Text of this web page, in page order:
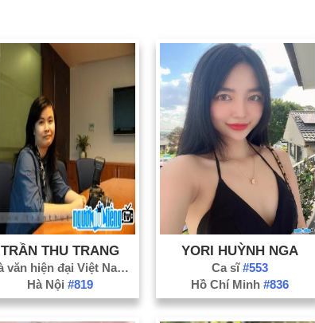
TRẦN THU TRANG
Nhà văn hiện đại Việt Nam
Hà Nội #819
YORI HUỲNH NGA
Ca sĩ#553
Hồ Chí Minh#836